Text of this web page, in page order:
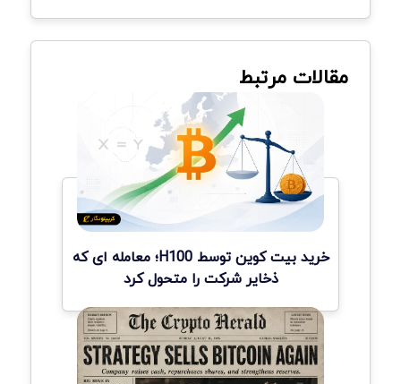
مقالات مرتبط
خرید بیت کوین توسط H100؛ معامله ای که
ذخایر شرکت را متحول کرد